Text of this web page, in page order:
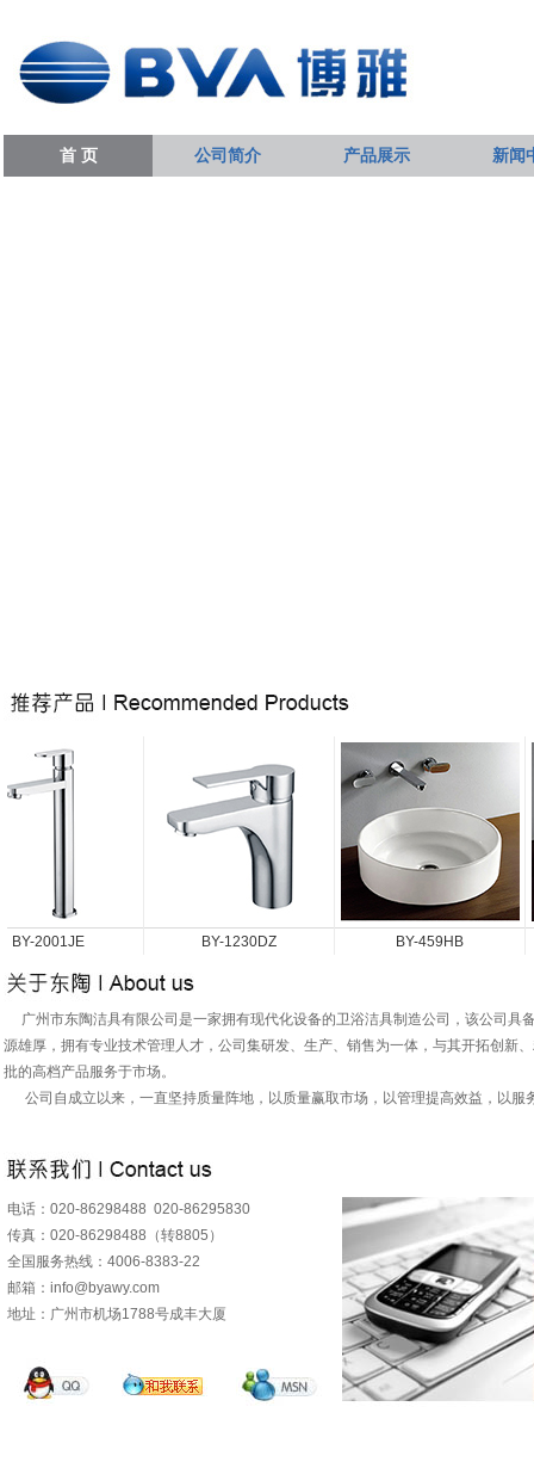
首 页 公司简介 产品展示 新闻
BY-2001JE BY-1230DZ BY-459HB
广州市东陶洁具有限公司是一家拥有现代化设备的卫浴洁具制造公司，该公司具
源雄厚，拥有专业技术管理人才，公司集研发、生产、销售为一体，与其开拓创新
批的高档产品服务于市场。
公司自成立以来，一直坚持质量阵地，以质量赢取市场，以管理提高效益，以服
电话：020-86298488 020-86295830
传真：020-86298488（转8805）
全国服务热线：4006-8383-22
邮箱：info@byawy.com
地址：广州市机场1788号成丰大厦